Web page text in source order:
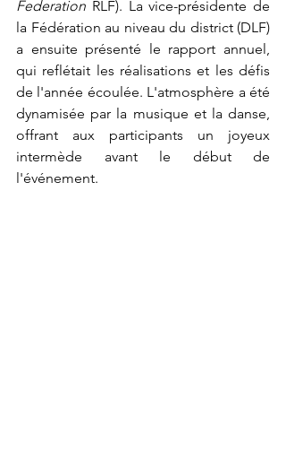
Federation RLF). La vice-présidente de
la Fédération au niveau du district (DLF)
a ensuite présenté le rapport annuel,
qui reflétait les réalisations et les défis
de l'année écoulée. L'atmosphère a été
dynamisée par la musique et la danse,
offrant aux participants un joyeux
intermède avant le début de
l'événement.